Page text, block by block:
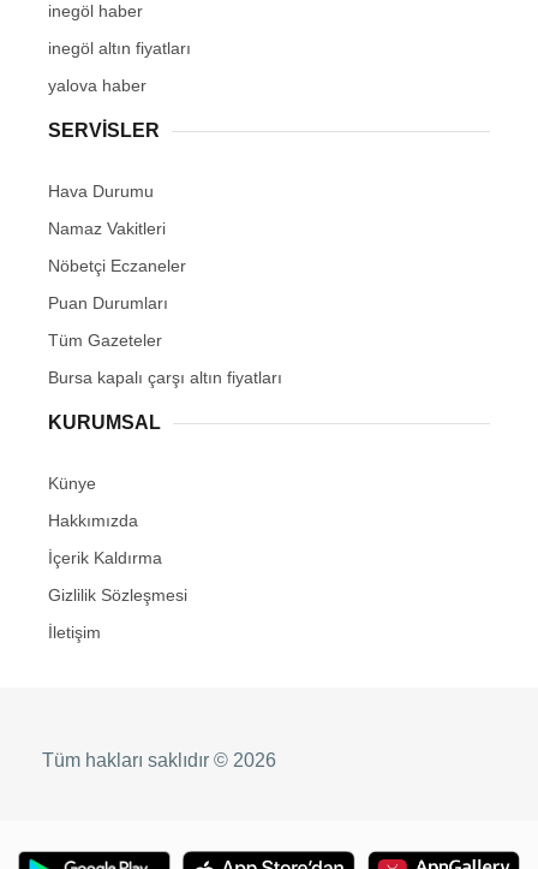
inegöl haber
inegöl altın fiyatları
yalova haber
SERVİSLER
Hava Durumu
Namaz Vakitleri
Nöbetçi Eczaneler
Puan Durumları
Tüm Gazeteler
Bursa kapalı çarşı altın fiyatları
KURUMSAL
Künye
Hakkımızda
İçerik Kaldırma
Gizlilik Sözleşmesi
İletişim
Tüm hakları saklıdır © 2026